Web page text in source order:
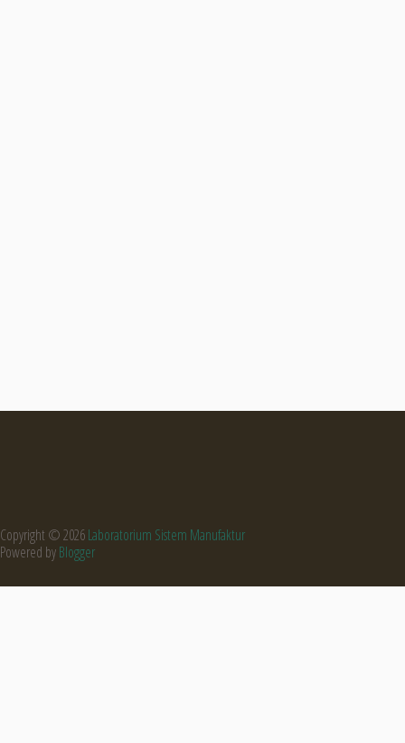
Copyright ©2026Laboratorium Sistem Manufaktur
Powered byBlogger